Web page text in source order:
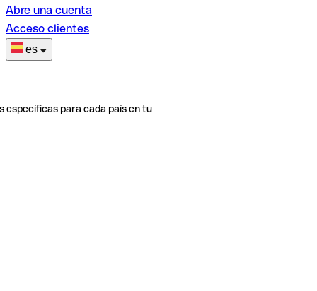
Abre una cuenta
Acceso clientes
es
específicas para cada país en tu